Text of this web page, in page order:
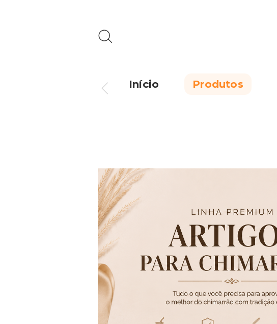
Início Produtos